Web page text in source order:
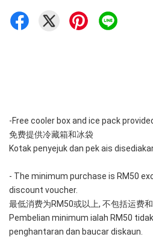
-Free cooler box and ice pack
免费提供冷藏箱和冰袋
Kotak penyejuk dan pek ais
- The minimum purchase is RM50
discount voucher.
最低消费为RM50或以上, 不包括运费
Pembelian minimum ialah RM50
penghantaran dan baucar diskaun.